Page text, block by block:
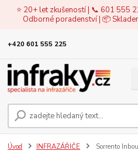
⭐ 20+ let zkušeností | 📞 601 555
Odborné poradenství | 📦
+420 601 555 225
Úvod INFRAZÁŘIČE Sorrento